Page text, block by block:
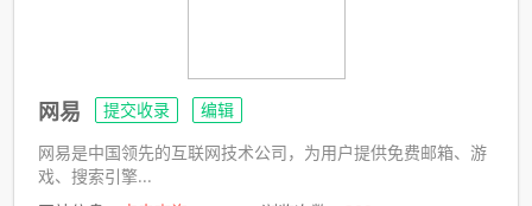
网易 提交收录
编辑
网易是中国领先的互联网技术公司，为用户提供免费邮箱、游
戏、搜索引擎...